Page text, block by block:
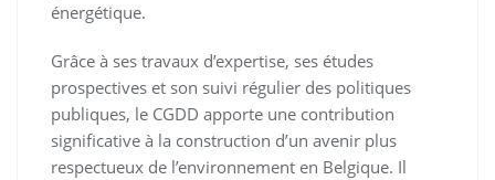
énergétique.
Grâce à ses travaux d’expertise, ses études
prospectives et son suivi régulier des politiques
publiques, le CGDD apporte une contribution
significative à la construction d’un avenir plus
respectueux de l’environnement en Belgique. Il